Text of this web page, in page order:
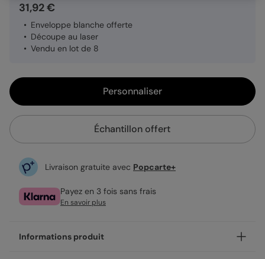
31,92 €
Enveloppe blanche offerte
Découpe au laser
Vendu en lot de 8
Personnaliser
Échantillon offert
Livraison gratuite avec Popcarte+
Payez en 3 fois sans frais
En savoir plus
Informations produit